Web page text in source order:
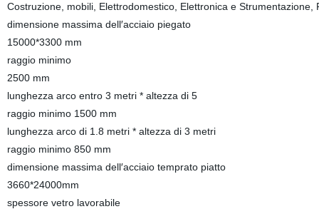
Costruzione, mobili, Elettrodomestico, Elettronica e
dimensione massima dell′acciaio piegato
15000*3300 mm
raggio minimo
2500 mm
lunghezza arco entro 3 metri * altezza di 5
raggio minimo 1500 mm
lunghezza arco di 1.8 metri * altezza di 3 metri
raggio minimo 850 mm
dimensione massima dell′acciaio temprato piatto
3660*24000mm
spessore vetro lavorabile